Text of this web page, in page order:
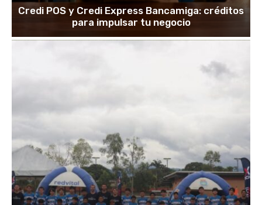
Credi POS y Credi Express Bancamiga: créditos
para impulsar tu negocio